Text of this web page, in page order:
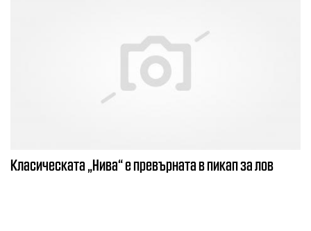
Класическата „Нива“ е превърната в пикап за лов